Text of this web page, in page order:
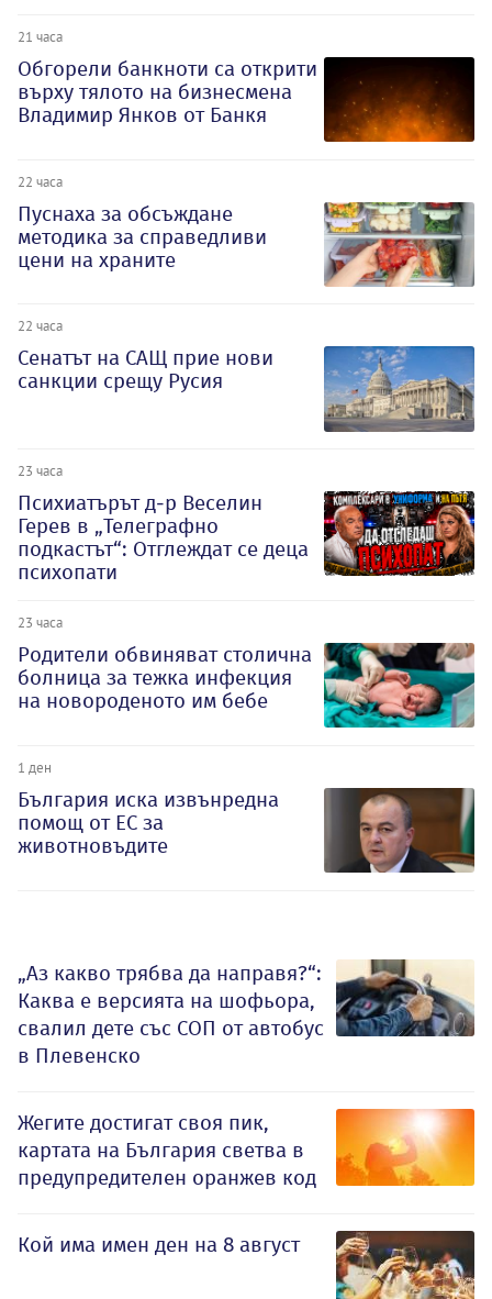
21 часа
Обгорели банкноти са открити
върху тялото на бизнесмена
Владимир Янков от Банкя
22 часа
Пуснаха за обсъждане
методика за справедливи
цени на храните
22 часа
Сенатът на САЩ прие нови
санкции срещу Русия
23 часа
Психиатърът д-р Веселин
Герев в „Телеграфно
подкастът“: Отглеждат се деца
психопати
23 часа
Родители обвиняват столична
болница за тежка инфекция
на новороденото им бебе
1 ден
България иска извънредна
помощ от ЕС за
животновъдите
„Аз какво трябва да направя?“:
Каква е версията на шофьора,
свалил дете със СОП от автобус
в Плевенско
Жегите достигат своя пик,
картата на България светва в
предупредителен оранжев код
Кой има имен ден на 8 август